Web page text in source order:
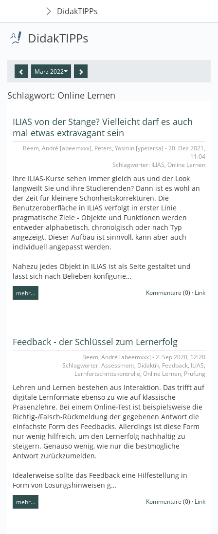
DidakTIPPs
DidakTIPPs
März 2022
Schlagwort: Online Lernen
ILIAS von der Stange? Vielleicht darf es auch
mal etwas extravagant sein
Beem, André [abeemxxx], Peters, Yasmin [ypetersa] - 20. Dez 2021,
11:04
Schlagwörter: ILIAS, Online Lernen
Ihre ILIAS-Kurse sehen immer gleich aus und der Look
langweilt Sie und ihre Studierenden? Dann ist es wohl an
der Zeit für kleinere Schönheitskorrekturen. Die
Benutzeroberfläche in ILIAS verfolgt in erster Linie
pragmatische Ziele - Objekte und Funktionen werden
entweder alphabetisch, chronolgisch oder nach Typ
angezeigt. Dieser Aufbau ist sinnvoll, kann aber auch
individuell angepasst werden.
Nahezu jedes Objekt in ILIAS ist als Seite gestaltet und
lässt sich nach Belieben konfigurie…
mehr… Kommentare (0) · Link
Feedback - der Schlüssel zum Lernerfolg
Beem, André [abeemxxx] - 2. Sep 2020, 12:20
Schlagwörter: Assessment, Didaktik, Feedback, ILIAS,
Lernfortschrittskontrolle, Online Lernen, Prüfung
Lehren und Lernen bestehen aus Interaktion. Das trifft auf
digitale Lernformate ebenso zu wie auf klassische
Präsenzlehre. Bei einem Online-Test ist beispielsweise die
Richtig-/Falsch-Rückmeldung der gegebenen Antwort die
einfachste Form des Feedbacks. Allerdings ist diese Form
nur wenig hilfreich, um den Lernerfolg nachhaltig zu
steigern. Genauso wenig, wie nur die bestmögliche
Antwort zurückzumelden.
Idealerweise sollte das Feedback eine Hilfestellung in
Form von Lösungshinweisen g…
mehr… Kommentare (0) · Link